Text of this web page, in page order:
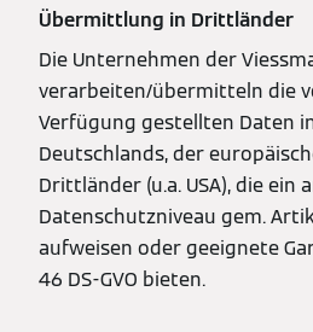
Übermittlung in Drittländer
Die Unternehmen der
verarbeiten/übermitteln die
Verfügung gestellten Daten
Deutschlands, der
Drittländer (u.a. USA), die ein
Datenschutzniveau gem.
aufweisen oder geeignete
46 DS-GVO bieten.